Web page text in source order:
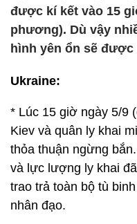
được kí kết vào 15
phương). Dù vậy
hình yên ổn sẽ được
Ukraine:
* Lúc 15 giờ ngày 5/9
Kiev và quân ly khai
thỏa thuận ngừng
và lực lượng ly khai
trao trả toàn bộ tù
nhân đạo.